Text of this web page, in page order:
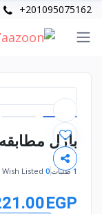
+201095075162
بازل مطابقه
1طلبات0